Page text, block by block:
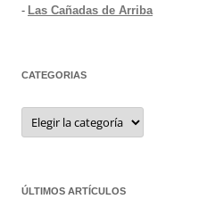
- Las Cañadas de Arriba
CATEGORIAS
Categorias
ÚLTIMOS ARTÍCULOS